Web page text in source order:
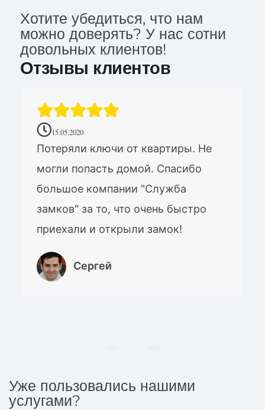
Хотите убедиться, что нам
можно доверять? У нас сотни
довольных клиентов!
Отзывы клиентов
15.05.2020
Потеряли ключи от квартиры. Не
могли попасть домой. Спасибо
большое компании "Служба
замков" за то, что очень быстро
приехали и открыли замок!
Сергей
Уже пользовались нашими
услугами?